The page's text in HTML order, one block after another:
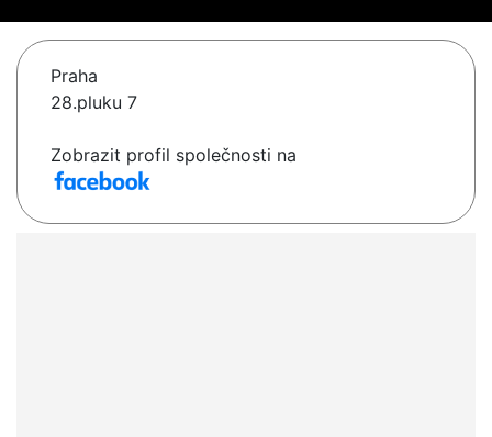
Praha
28.pluku 7
Zobrazit profil společnosti na